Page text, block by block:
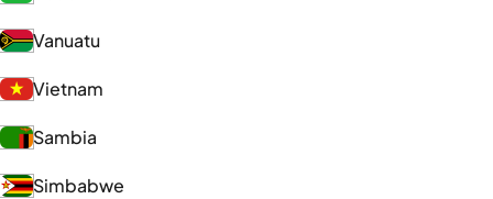
Vanuatu
Vietnam
Sambia
Simbabwe